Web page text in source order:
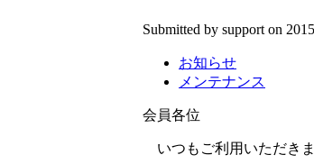
Submitted by support on
お知らせ
メンテナンス
会員各位
いつもご利用いただき